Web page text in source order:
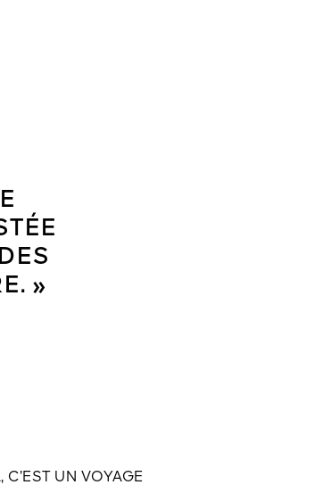
»
C’EST UN VOYAGE